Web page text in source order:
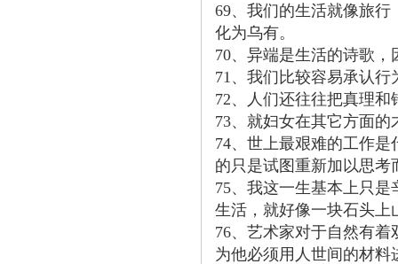
69、我们的生活就像旅
化为乌有。
70、异端是生活的诗歌
71、我们比较容易承认
72、人们还往往把真理
73、就妇女在其它方面
74、世上最艰难的工作
的只是试图重新加以思考
75、我这一生基本上只
生活，就好像一块石头上
76、艺术家对于自然有
为他必须用人世间的材